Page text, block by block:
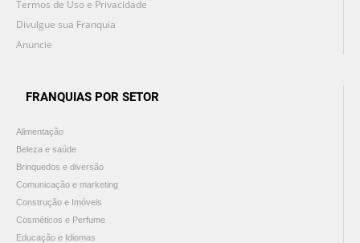
Termos de Uso e Privacidade
Divulgue sua Franquia
Anuncie
FRANQUIAS POR SETOR
Alimentação
Beleza e saúde
Brinquedos e diversão
Comunicação e marketing
Construção e Imóveis
Cosméticos e Perfume
Educação e Idiomas